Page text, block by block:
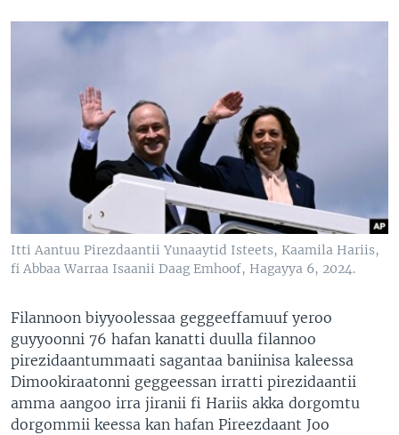
Itti Aantuu Pirezdaantii Yunaaytid Isteets, Kaamila Hariis,
fi Abbaa Warraa Isaanii Daag Emhoof, Hagayya 6, 2024.
Filannoon biyyoolessaa geggeeffamuuf yeroo
guyyoonni 76 hafan kanatti duulla filannoo
pirezidaantummaati sagantaa baniinisa kaleessa
Dimookiraatonni geggeessan irratti pirezidaantii
amma aangoo irra jiranii fi Hariis akka dorgomtu
dorgommii keessa kan hafan Pireezdaant Joo